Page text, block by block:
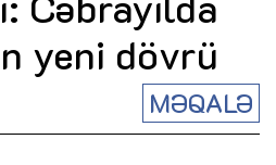
yeni dövrü
MƏQALƏ